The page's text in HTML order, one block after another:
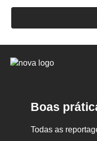
Logo
Boas
Todas as